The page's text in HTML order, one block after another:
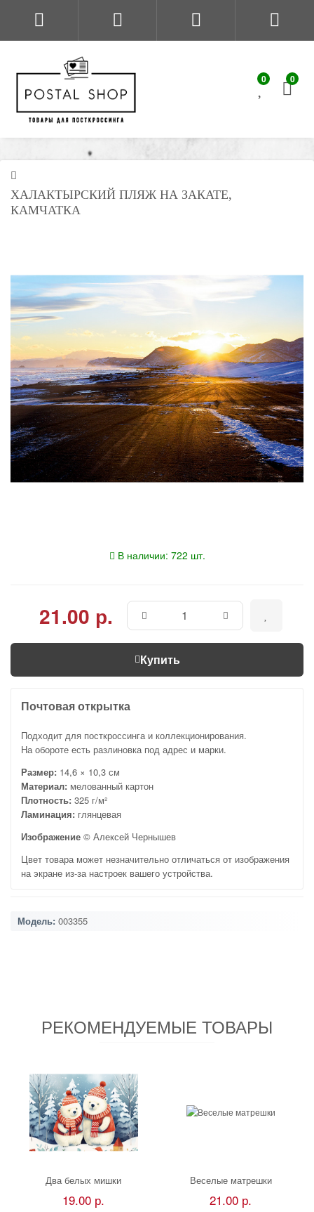
0 0
ХАЛАКТЫРСКИЙ ПЛЯЖ НА ЗАКАТЕ,
КАМЧАТКА
В наличии: 722 шт.
21.00 р.
Купить
Почтовая открытка
Подходит для посткроссинга и коллекционирования.
На обороте есть разлиновка под адрес и марки.
Размер: 14,6 × 10,3 см
Материал: мелованный картон
Плотность: 325 г/м²
Ламинация: глянцевая
Изображение © Алексей Чернышев
Цвет товара может незначительно отличаться от изображения
на экране из-за настроек вашего устройства.
Модель: 003355
РЕКОМЕНДУЕМЫЕ ТОВАРЫ
Два белых мишки
19.00 р.
Веселые матрешки
21.00 р.